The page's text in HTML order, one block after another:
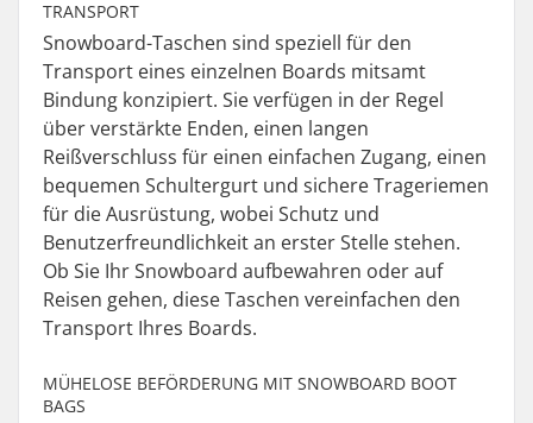
TRANSPORT
Snowboard-Taschen sind speziell für den
Transport eines einzelnen Boards mitsamt
Bindung konzipiert. Sie verfügen in der Regel
über verstärkte Enden, einen langen
Reißverschluss für einen einfachen Zugang, einen
bequemen Schultergurt und sichere Trageriemen
für die Ausrüstung, wobei Schutz und
Benutzerfreundlichkeit an erster Stelle stehen.
Ob Sie Ihr Snowboard aufbewahren oder auf
Reisen gehen, diese Taschen vereinfachen den
Transport Ihres Boards.
MÜHELOSE BEFÖRDERUNG MIT SNOWBOARD BOOT
BAGS